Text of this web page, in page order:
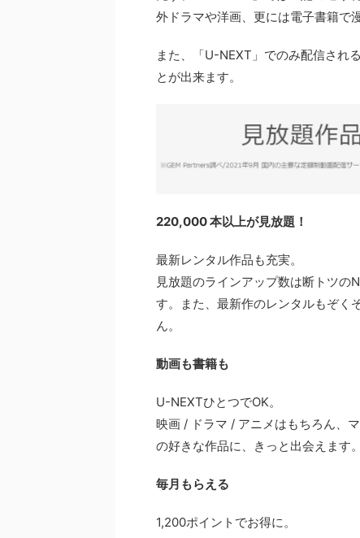
外ドラマや洋画、更には電子書籍で
また、「U-NEXT」でのみ配信され
とが出来ます。
220,000 本以上が見放題！
最新レンタル作品も充実。
見放題のラインアップ数は断トツの
す。また、最新作のレンタルもぞく
ん。
動画も書籍も
U-NEXTひとつでOK。
映画 / ドラマ / アニメはもちろん、
の好きな作品に、きっと出会えます。
毎月もらえる
1,200ポイントでお得に。